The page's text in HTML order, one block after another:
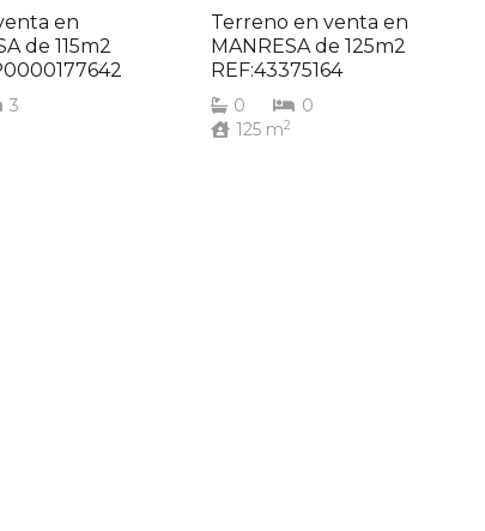
en
de 115m2
3
Terreno en venta en
MANRESA de 125m2
REF:43375164
0
0
125 m2